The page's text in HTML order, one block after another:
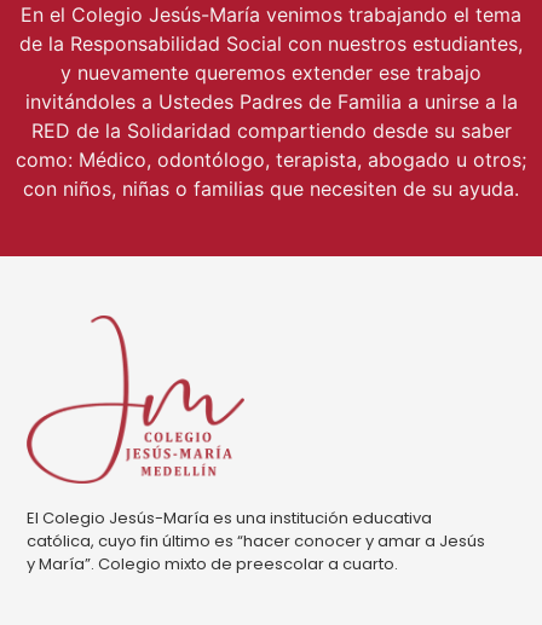
En el Colegio Jesús-María venimos trabajando el tema
de la Responsabilidad Social con nuestros estudiantes,
y nuevamente queremos extender ese trabajo
invitándoles a Ustedes Padres de Familia a unirse a la
RED de la Solidaridad compartiendo desde su saber
como: Médico, odontólogo, terapista, abogado u otros;
con niños, niñas o familias que necesiten de su ayuda.
El Colegio Jesús-María es una institución educativa
católica, cuyo fin último es “hacer conocer y amar a Jesús
y María”. Colegio mixto de preescolar a cuarto.